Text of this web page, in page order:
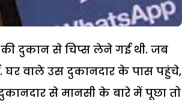
की दुकान से चिप्स लेने गई थी. जब
घर वाले उस दुकानदार के पास पहुंचे,
से मानसी के बारे में पूछा तो